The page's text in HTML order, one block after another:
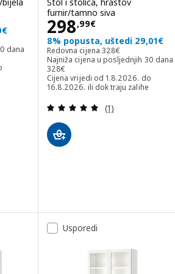
1499€
dana
dana 1499€
od 5 zvjezdica. Ukupno recenzija:
Četverosjed, Alhamn tamno tirkizna
2025, Četverosjed, Alhamn tamno smeđa
Četverosjed, Alhamn bež
Stol i stolica, hrastov
furnir/tamno siva
298,99€
Cijena 298,99€
8% popusta, uštedi 29,01€
Redovna cijena 328€
Redovna cijena 328€
Najniža cijena u posljednjih 30 dana
328€
Najniža cijena u posljednjih 30 dana
Cijena vrijedi od 1.8.2026. do
16.8.2026. ili dok traju zalihe
Revizija: 5 od
(1)
Usporedi